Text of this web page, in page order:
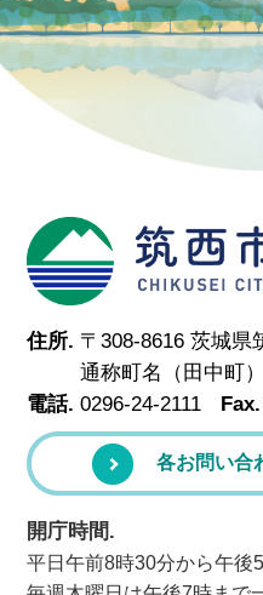
住所. 〒308-8616 茨城県
通称町名（田中町）
電話. 0296-24-2111 Fax.
各お問い合
開庁時間.
平日午前8時30分から午後